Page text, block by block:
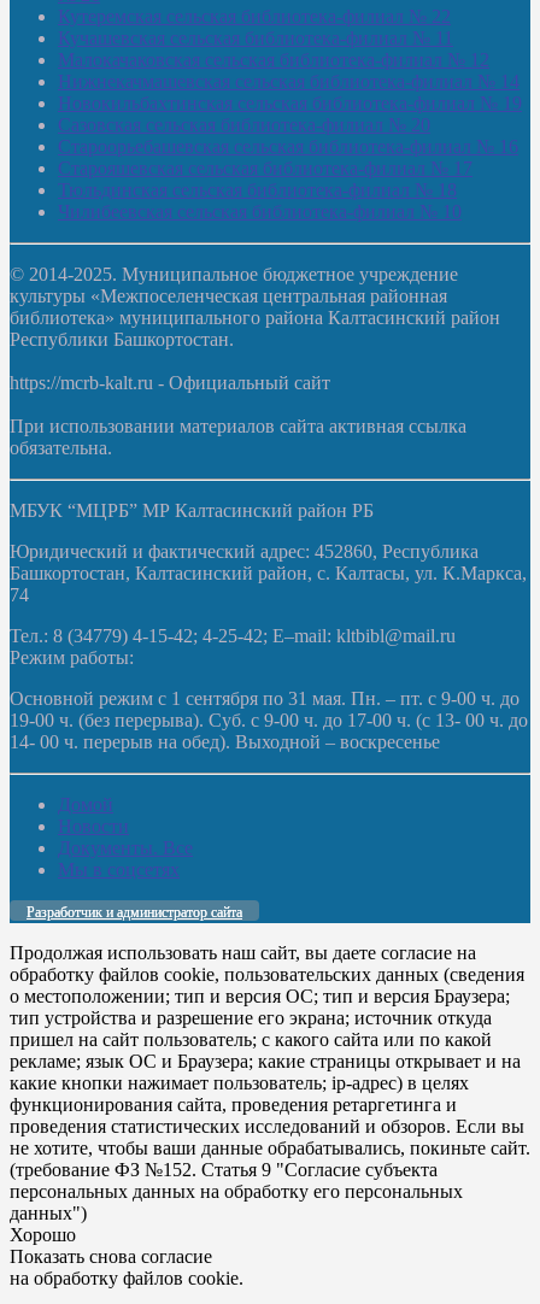
Кутеремская сельская библиотека-филиал № 22
Кучашевская сельская библиотека-филиал № 11
Малокачаковская сельская библиотека-филиал № 12
Нижнекачмашевская сельская библиотека-филиал № 14
Новокильбахтинская сельская библиотека-филиал № 19
Сазовская сельская библиотека-филиал № 20
Староорьебашевская сельская библиотека-филиал № 16
Старояшевская сельская библиотека-филиал № 17
Тюльдинская сельская библиотека-филиал № 18
Чилибеевская сельская библиотека-филиал № 10
© 2014-2025. Муниципальное бюджетное учреждение
культуры «Межпоселенческая центральная районная
библиотека» муниципального района Калтасинский район
Республики Башкортостан.
https://mcrb-kalt.ru - Официальный сайт
При использовании материалов сайта активная ссылка
обязательна.
МБУК “МЦРБ” МР Калтасинский район РБ
Юридический и фактический адрес: 452860, Республика
Башкортостан, Калтасинский район, с. Калтасы, ул. К.Маркса,
74
Тел.: 8 (34779) 4-15-42; 4-25-42; E–mail: kltbibl@mail.ru
Режим работы:
Основной режим с 1 сентября по 31 мая. Пн. – пт. с 9-00 ч. до
19-00 ч. (без перерыва). Суб. с 9-00 ч. до 17-00 ч. (с 13- 00 ч. до
14- 00 ч. перерыв на обед). Выходной – воскресенье
Домой
Новости
Документы. Все
Мы в соцсетях
Разработчик и администратор сайта
Продолжая использовать наш сайт, вы даете согласие на
обработку файлов cookie, пользовательских данных (сведения
о местоположении; тип и версия ОС; тип и версия Браузера;
тип устройства и разрешение его экрана; источник откуда
пришел на сайт пользователь; с какого сайта или по какой
рекламе; язык ОС и Браузера; какие страницы открывает и на
какие кнопки нажимает пользователь; ip-адрес) в целях
функционирования сайта, проведения ретаргетинга и
проведения статистических исследований и обзоров. Если вы
не хотите, чтобы ваши данные обрабатывались, покиньте сайт.
(требование ФЗ №152. Статья 9 "Согласие субъекта
персональных данных на обработку его персональных
данных")
Хорошо
Показать снова согласие
на обработку файлов cookie.